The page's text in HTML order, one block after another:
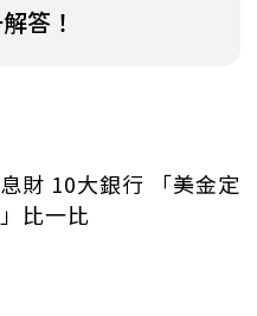
答！
財 10大銀行 「美金定
比一比